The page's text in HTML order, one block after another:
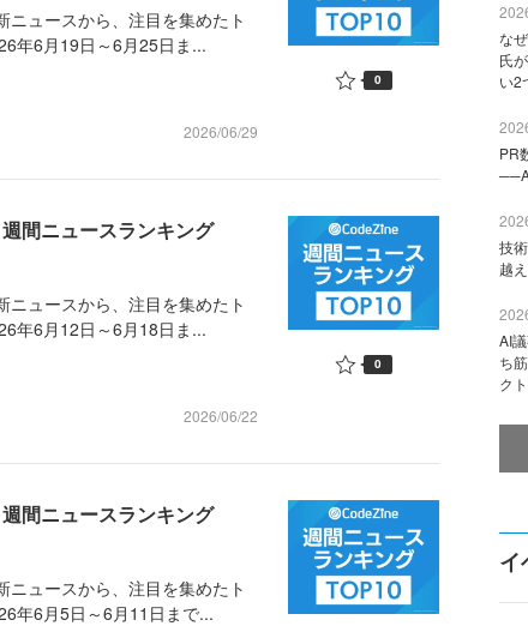
ュースから、注目を集めたト
年6月19日～6月25日ま...
2026/06/29
0
間ニュースランキング
ュースから、注目を集めたト
年6月12日～6月18日ま...
2026/06/22
0
間ニュースランキング
ュースから、注目を集めたト
年6月5日～6月11日まで...
な
氏
い2
PR
技
越
AI
ち
ク
イ